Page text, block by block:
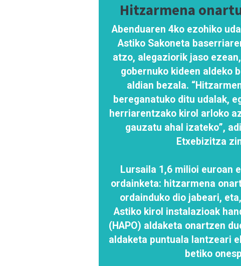
Hitzarmena
Abenduaren 4ko ezohiko
Astiko Sakoneta
atzo, alegaziorik jaso
gobernuko kideen aldeko
aldian bezala.
bereganatuko ditu udalak,
herriarentzako kirol arloko
gauzatu ahal izateko”,
Etxebizitza
Lursaila 1,6 milioi euroan
ordainketa: hitzarmena
ordainduko dio jabeari,
Astiko kirol instalazioak
(HAPO) aldaketa onartzen
aldaketa puntuala lantzeari
betiko